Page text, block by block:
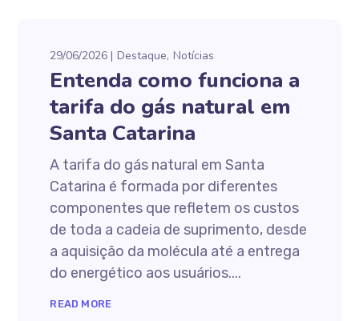
29/06/2026 Destaque Notícias
Entenda como funciona a
tarifa do gás natural em
Santa Catarina
A tarifa do gás natural em Santa
Catarina é formada por diferentes
componentes que refletem os custos
de toda a cadeia de suprimento, desde
a aquisição da molécula até a entrega
do energético aos usuários....
READ MORE